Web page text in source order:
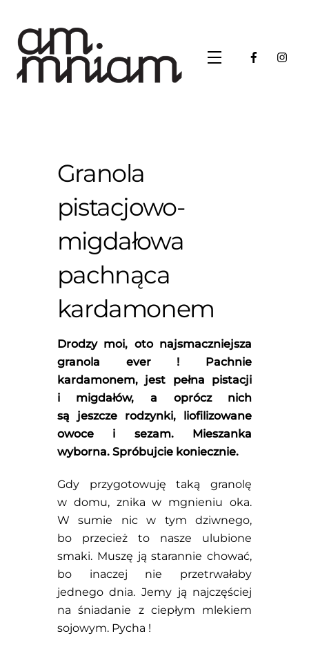
content
Menu
Granola
pistacjowo-
migdałowa
pachnąca
kardamonem
Drodzy moi, oto najsmaczniejsza
granola ever ! Pachnie
kardamonem, jest pełna pistacji
i migdałów, a oprócz nich
są jeszcze rodzynki, liofilizowane
owoce i sezam. Mieszanka
wyborna. Spróbujcie koniecznie.
Gdy przygotowuję taką granolę
w domu, znika w mgnieniu oka.
W sumie nic w tym dziwnego,
bo przecież to nasze ulubione
smaki. Muszę ją starannie chować,
bo inaczej nie przetrwałaby
jednego dnia. Jemy ją najczęściej
na śniadanie z ciepłym mlekiem
sojowym. Pycha !